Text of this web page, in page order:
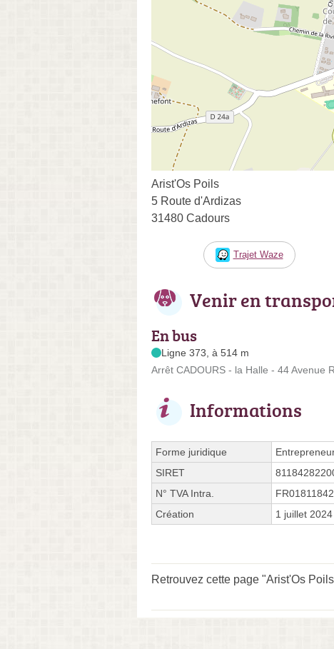
Arist'Os Poils
5 Route d'Ardizas
31480 Cadours
Trajet Waze
Venir en
En bus
Ligne 373, à 514 m
Arrêt CADOURS - la Halle - 44 Avenue
Informations
Forme juridique
SIRET
N° TVA Intra.
Création
1 juillet 2024
Retrouvez cette page "Arist'Os